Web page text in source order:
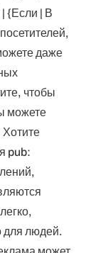
{Если | В
даже
чтобы
можете
Хотите
pub:
для людей.